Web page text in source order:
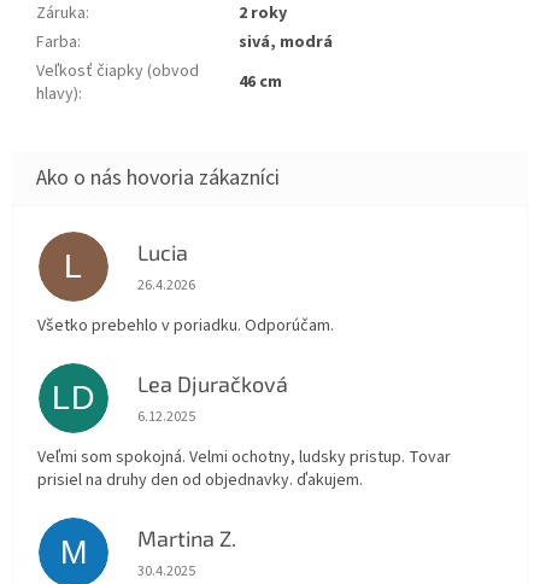
Záruka:
2 roky
Farba:
sivá, modrá
Veľkosť čiapky (obvod
hlavy): 46 cm
L Lucia
Hodnotenie obchodu je 5 z 5 hviezdičiek.
26.4.2026
Všetko prebehlo v poriadku. Odporúčam.
LD Lea Djuračková
Hodnotenie obchodu je 5 z 5 hviezdičiek.
6.12.2025
Veľmi som spokojná. Velmi ochotny, ludsky pristup. Tovar
prisiel na druhy den od objednavky. ďakujem.
M Martina Z.
Hodnotenie obchodu je 5 z 5 hviezdičiek.
30.4.2025